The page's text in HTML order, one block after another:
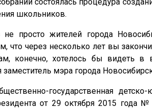
состоялась процедура
школьников.
просто жителей города
что через несколько лет вы
конечно, хотелось бы видеть
заместитель мэра города
государственная
от 29 октября 2015 года